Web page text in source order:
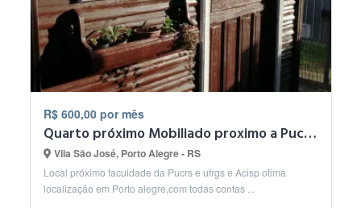
R$ 600,00 por mês
Quarto próximo Mobiliado proximo a Pucrs e Ufrgs
Vila São José, Porto Alegre - RS
Local próximo faculdade da Pucrs e ufrgs e Acisp otima
localização em Porto alegre,com todas contas ...